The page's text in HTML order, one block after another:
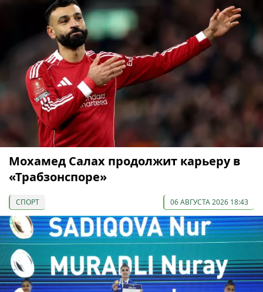
Мохамед Салах продолжит карьеру в
«Трабзонспоре»
СПОРТ 06 АВГУСТА 2026 18:43